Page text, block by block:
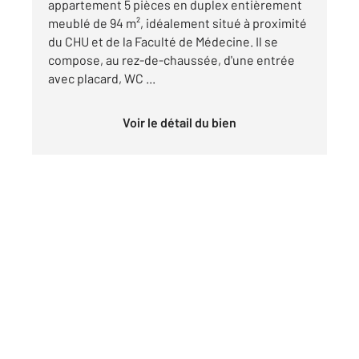
appartement 5 pièces en duplex entièrement
meublé de 94 m², idéalement situé à proximité
du CHU et de la Faculté de Médecine. Il se
compose, au rez-de-chaussée, d'une entrée
avec placard, WC ...
Voir le détail du bien